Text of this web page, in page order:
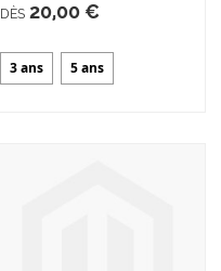
DÈS 20,00 €
3 ans 5 ans